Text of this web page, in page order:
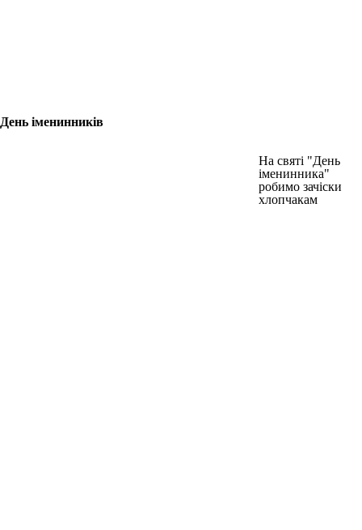
День іменинників
На святі "День
іменинника"
робимо зачіски
хлопчакам